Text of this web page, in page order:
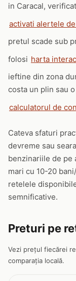
in Caracal,
activati alertele
pretul scade sub
folosi harta
ieftine din zona
costa un plin sau
calculatorul de
Cateva sfaturi
devreme sau
benzinariile de pe
mari cu 10-20
retelele
semnificative.
Preturi pe
Vezi prețul fiecărei
comparația locală.